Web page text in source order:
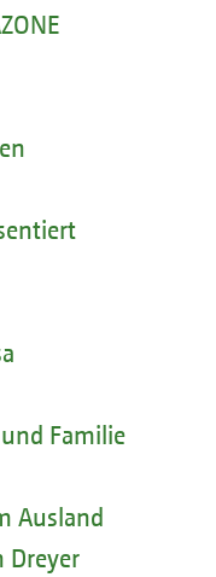
Familie
Ausland
Dreyer